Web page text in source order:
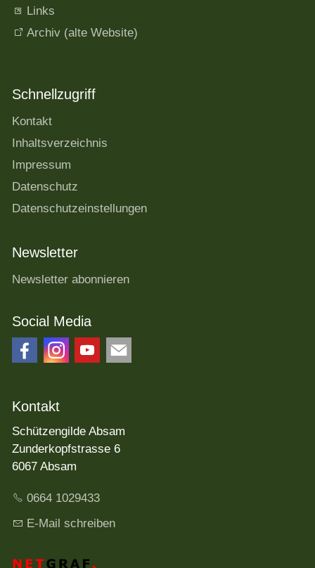
Links
Archiv (alte Website)
Schnellzugriff
Kontakt
Inhaltsverzeichnis
Impressum
Datenschutz
Datenschutzeinstellungen
Newsletter
Newsletter abonnieren
Social Media
Kontakt
Schützengilde Absam
Zunderkopfstrasse 6
6067 Absam
0664 1029433
E-Mail schreiben